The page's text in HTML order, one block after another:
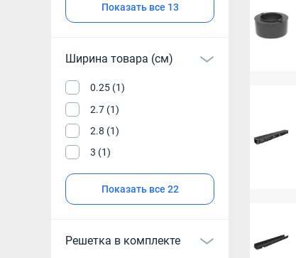
Показать все 13
Ширина товара (см)
0.25 (1)
2.7 (1)
2.8 (1)
3 (1)
Показать все 22
Решетка в комплекте